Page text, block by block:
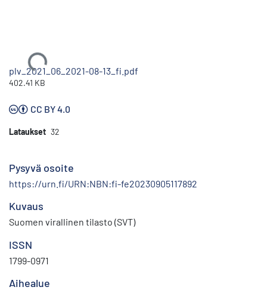
Ladataan...
plv_2021_06_2021-08-13_fi.pdf
402.41 KB
CC BY 4.0
Lataukset 32
Pysyvä osoite
https://urn.fi/URN:NBN:fi-fe20230905117892
Kuvaus
Suomen virallinen tilasto (SVT)
ISSN
1799-0971
Aihealue